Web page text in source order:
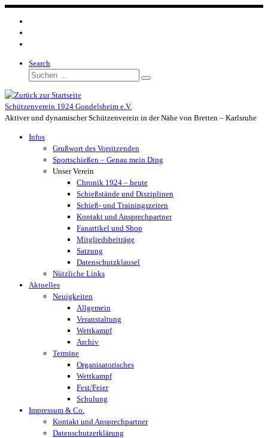
Zum
Inhalt
springen
Search
Suche
Suchen …
Schützenverein 1924 Gondelsheim e.V.
Aktiver und dynamischer Schützenverein in der Nähe von Bretten – Karlsruhe
Infos
Grußwort des Vorsitzenden
Sportschießen – Genau mein Ding
Unser Verein
Chronik 1924 – heute
Schießstände und Disziplinen
Schieß- und Trainingszeiten
Kontakt und Ansprechpartner
Fanartikel und Shop
Mitgliedsbeiträge
Satzung
Datenschutzklausel
Nützliche Links
Aktuelles
Neuigkeiten
Allgemein
Veranstaltung
Wettkampf
Archiv
Termine
Organisatorisches
Wettkampf
Fest/Feier
Schulung
Impressum & Co.
Kontakt und Ansprechpartner
Datenschutzerklärung